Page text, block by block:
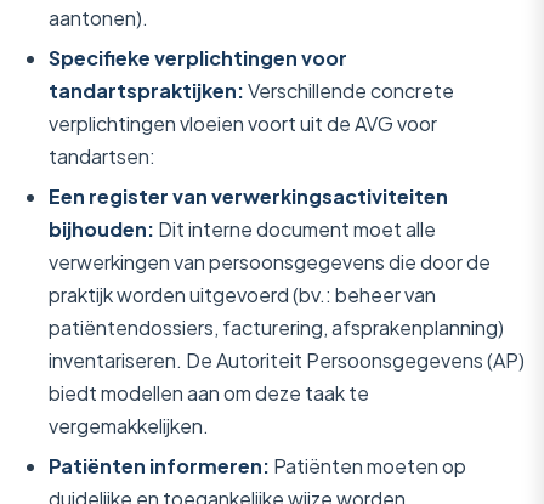
aantonen).
Specifieke verplichtingen voor
tandartspraktijken:Verschillende concrete
verplichtingen vloeien voort uit de AVG voor
tandartsen:
Een register van verwerkingsactiviteiten
bijhouden: Dit interne document moet alle
verwerkingen van persoonsgegevens die door de
praktijk worden uitgevoerd (bv.: beheer van
patiëntendossiers, facturering, afsprakenplanning)
inventariseren. De Autoriteit Persoonsgegevens (AP)
biedt modellen aan om deze taak te
vergemakkelijken.
Patiënten informeren: Patiënten moeten op
duidelijke en toegankelijke wijze worden